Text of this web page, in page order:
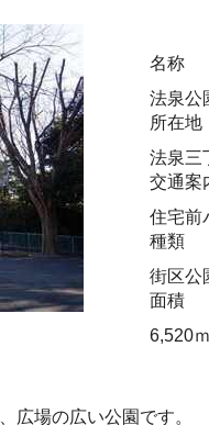
名称
法泉公
所在地
法泉三
交通案
住宅前
種類
街区公
面積
6,520
広場の広い公園です。